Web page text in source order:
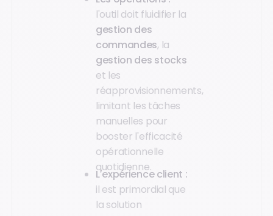
l'outil doit fluidifier la
gestion des
commandes, la
gestion des stocks
et les
réapprovisionnements,
limitant les tâches
manuelles pour
booster l'efficacité
opérationnelle
quotidienne.
L'expérience client :
il est primordial que
la solution